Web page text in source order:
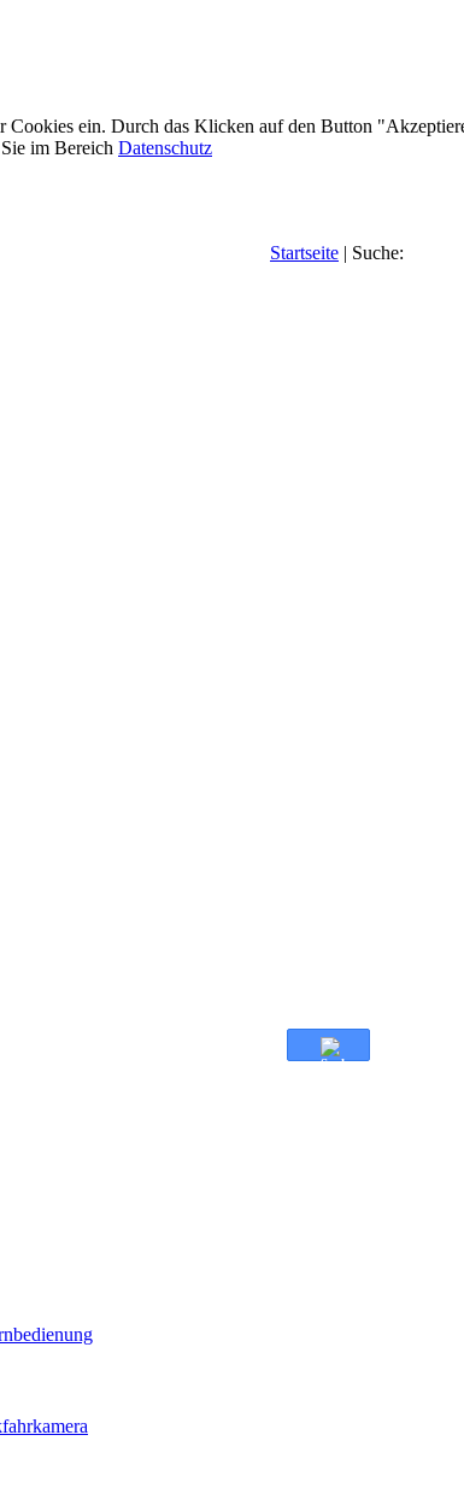
Cookies ein. Durch das Klicken auf den Button
im Bereich Datenschutz
Startseite | Suche: